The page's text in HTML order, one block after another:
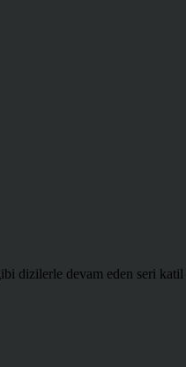
dizilerle devam eden seri